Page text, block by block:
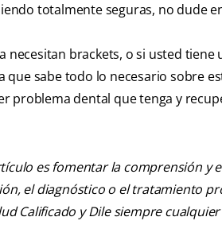
totalmente seguras, no dude
necesitan brackets, o si usted
que sabe todo lo necesario sobre
problema dental que tenga y
es fomentar la comprensión
el diagnóstico o el tratamiento
Calificado y Dile siempre